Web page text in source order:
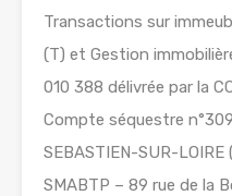
Transactions sur
(T) et Gestion
010 388 délivrée par la
Compte séquestre
SEBASTIEN-SUR-
SMABTP – 89 rue de la